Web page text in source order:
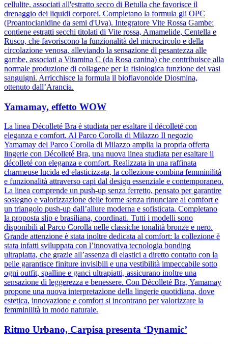
cellulite, associati all'estratto secco di Betulla che favorisce il
drenaggio dei liquidi corporei. Completano la formula gli OPC
(Proantocianidine da semi d'Uva). Integratore Vite Rossa Gambe:
contiene estratti secchi titolati di Vite rossa, Amamelide, Centella e
Rusco, che favoriscono la funzionalità del microcircolo e della
circolazione venosa, alleviando la sensazione di pesantezza alle
gambe, associati a Vitamina C (da Rosa canina) che contribuisce alla
normale produzione di collagene per la fisiologica funzione dei vasi
sanguigni. Arricchisce la formula il bioflavonoide Diosmina,
ottenuto dall’Arancia.
Yamamay, effetto WOW
La linea Décolleté Bra è studiata per esaltare il décolleté con
eleganza e comfort. Al Parco Corolla di Milazzo Il negozio
Yamamay del Parco Corolla di Milazzo amplia la propria offerta
lingerie con Décolleté Bra, una nuova linea studiata per esaltare il
décolleté con eleganza e comfort. Realizzata in una raffinata
charmeuse lucida ed elasticizzata, la collezione combina femminilità
e funzionalità attraverso capi dal design essenziale e contemporaneo.
La linea comprende un push-up senza ferretto, pensato per garantire
sostegno e valorizzazione delle forme senza rinunciare al comfort e
un triangolo push-up dall’allure moderna e sofisticata. Completano
la proposta slip e brasiliana, coordinati. Tutti i modelli sono
disponibili al Parco Corolla nelle classiche tonalità bronze e nero.
Grande attenzione è stata inoltre dedicata al comfort: la collezione è
stata infatti sviluppata con l’innovativa tecnologia bonding
ultrapiatta, che grazie all’assenza di elastici a diretto contatto con la
pelle garantisce finiture invisibili e una vestibilità impeccabile sotto
ogni outfit, spalline e ganci ultrapiatti, assicurano inoltre una
sensazione di leggerezza e benessere. Con Décolleté Bra, Yamamay
propone una nuova interpretazione della lingerie quotidiana, dove
estetica, innovazione e comfort si incontrano per valorizzare la
femminilità in modo naturale.
Ritmo Urbano, Carpisa presenta ‘Dynamic’